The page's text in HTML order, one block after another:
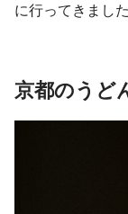
に行ってきまし
京都のうど